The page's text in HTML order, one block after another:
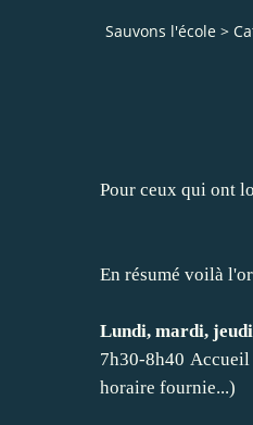
Sauvons l'école >
Pour ceux qui ont
En résumé voilà
Lundi, mardi, jeudi
7h30-8h40 Accueil
horaire fournie...)